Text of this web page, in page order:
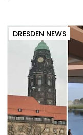
DRESDEN NEWS